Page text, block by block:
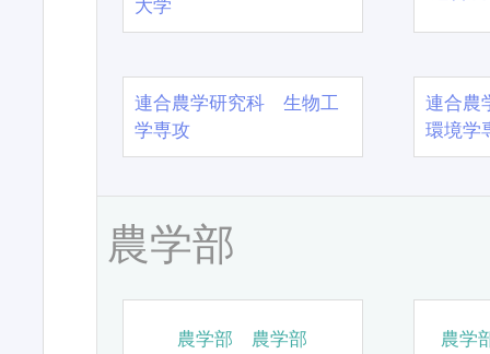
大学
連合農学研究科 生物工
学専攻
連合農
環境学
農学部
農学部 農学部 農学